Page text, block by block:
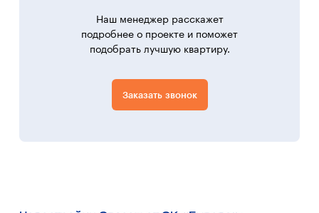
Наш менеджер расскажет
подробнее о проекте и поможет
подобрать лучшую квартиру.
Заказать звонок